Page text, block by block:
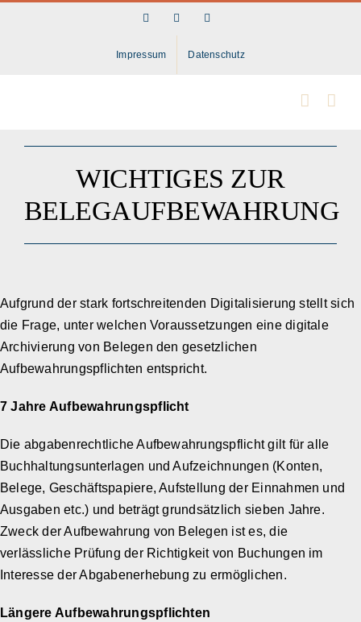
FacebookLinkedIn
Impressum Datenschutz
WICHTIGES ZUR
BELEGAUFBEWAHRUNG
Aufgrund der stark fortschreitenden Digitalisierung stellt sich
die Frage, unter welchen Voraussetzungen eine digitale
Archivierung von Belegen den gesetzlichen
Aufbewahrungspflichten entspricht.
7 Jahre Aufbewahrungspflicht
Die abgabenrechtliche Aufbewahrungspflicht gilt für alle
Buchhaltungsunterlagen und Aufzeichnungen (Konten,
Belege, Geschäftspapiere, Aufstellung der Einnahmen und
Ausgaben etc.) und beträgt grundsätzlich sieben Jahre.
Zweck der Aufbewahrung von Belegen ist es, die
verlässliche Prüfung der Richtigkeit von Buchungen im
Interesse der Abgabenerhebung zu ermöglichen.
Längere Aufbewahrungspflichten